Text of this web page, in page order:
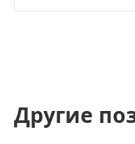
Другие